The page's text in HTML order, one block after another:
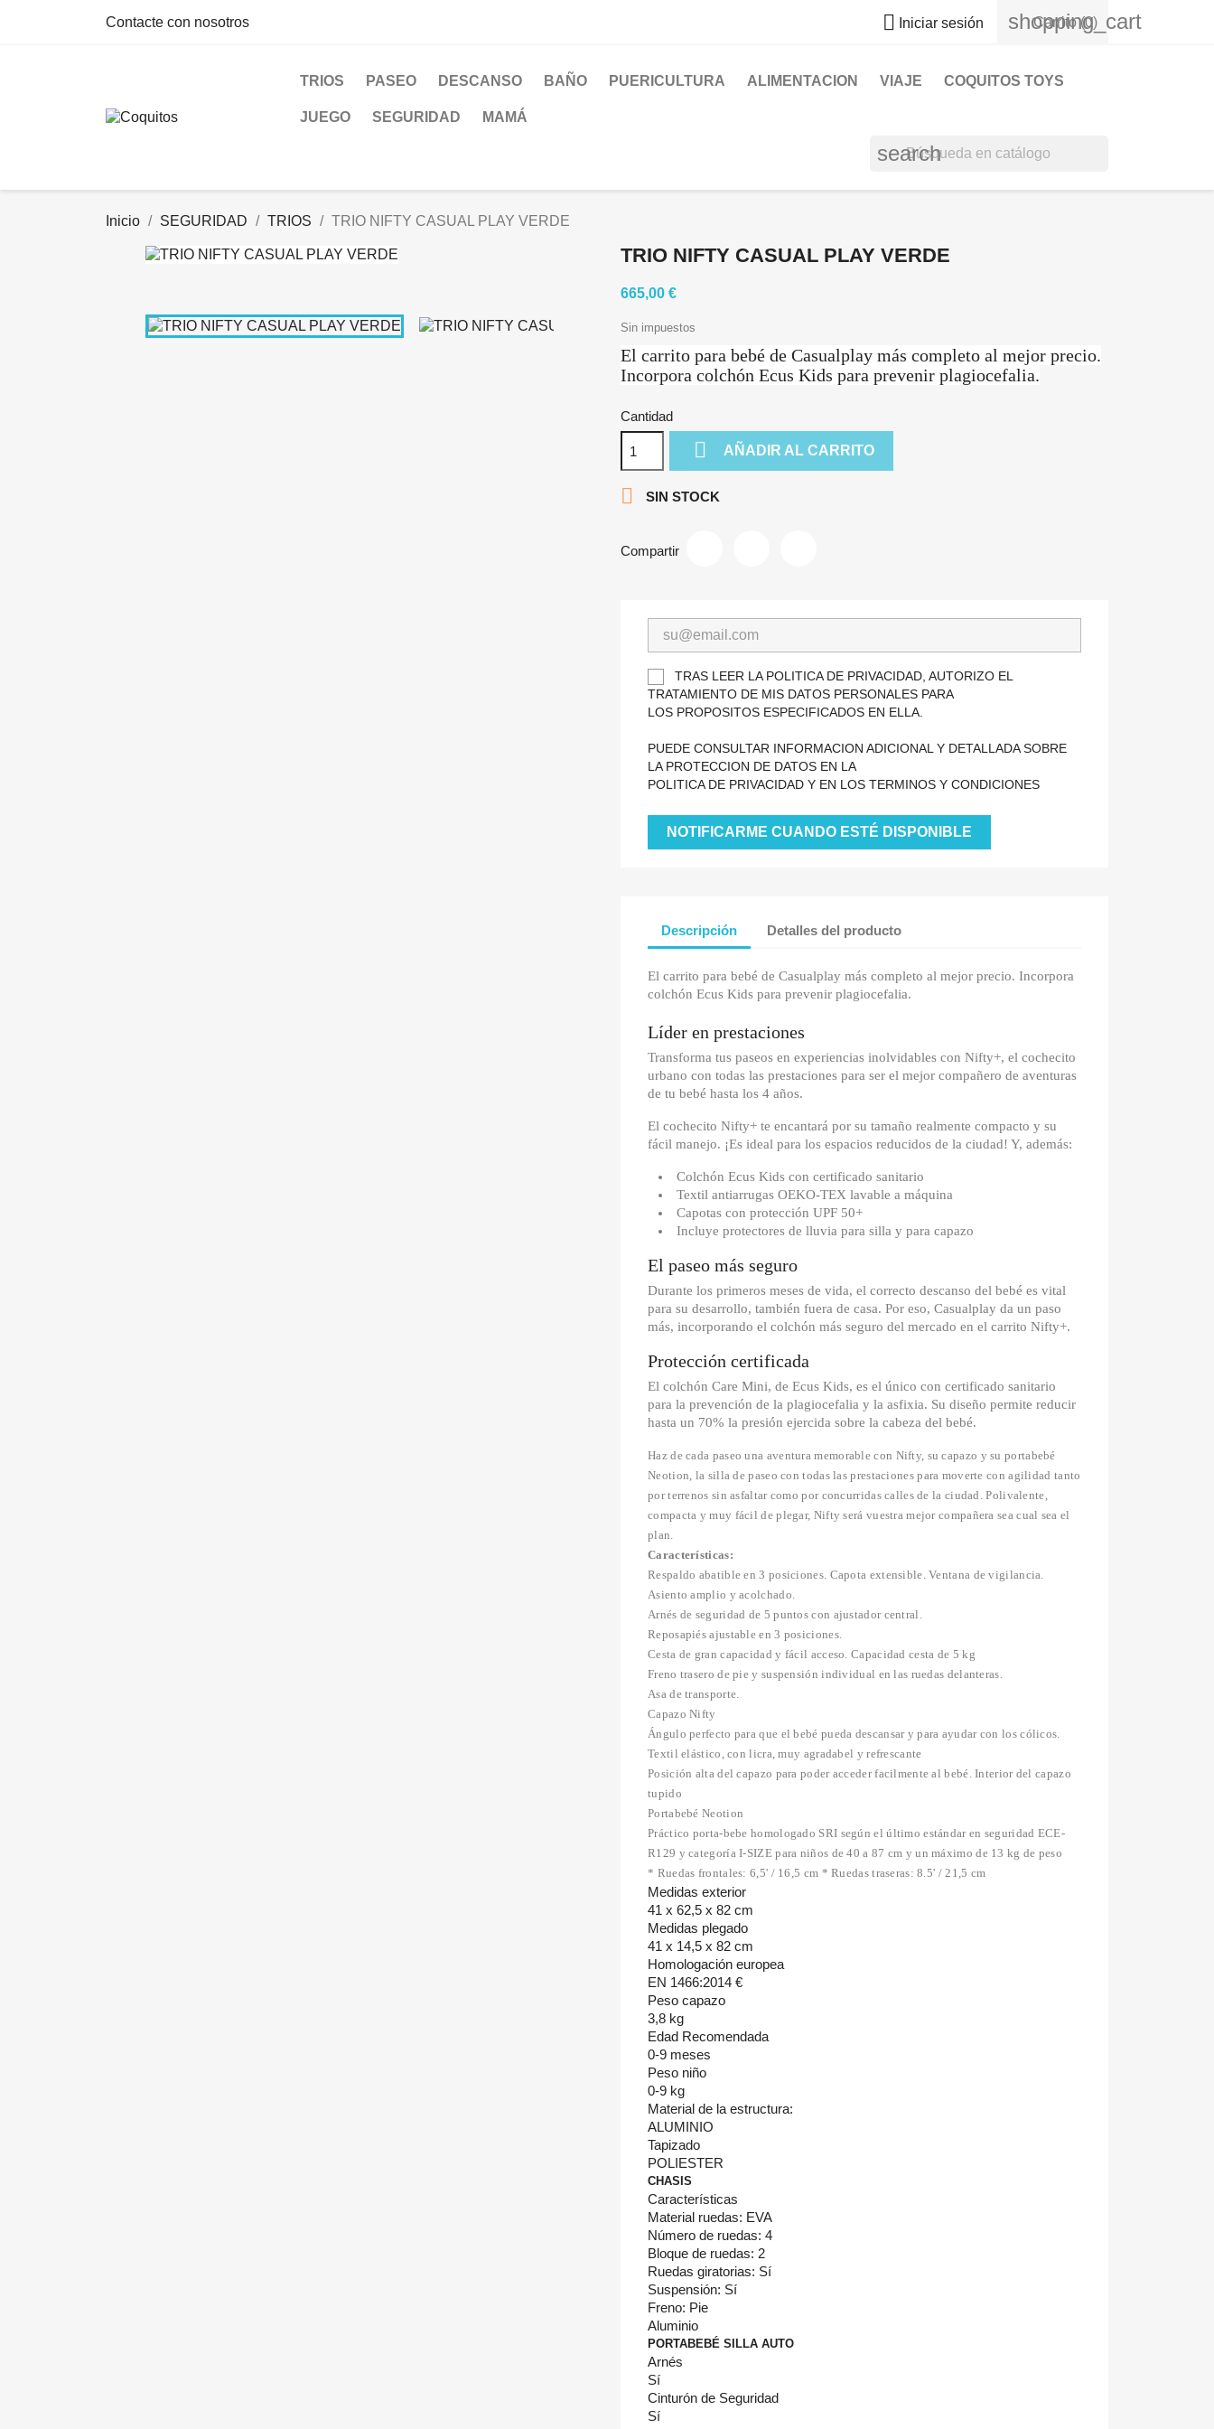
Contacte con nosotros  Iniciar sesión shopping_cart
Carrito (0)
TRIOS PASEO DESCANSO BAÑO PUERICULTURA ALIMENTACION VIAJE COQUITOS TOYS
JUEGO SEGURIDAD MAMÁ
search
Inicio SEGURIDAD TRIOS TRIO NIFTY CASUAL PLAY VERDE
TRIO NIFTY CASUAL PLAY VERDE
665,00 €
Sin impuestos
El carrito para bebé de Casualplay más completo al mejor precio.
Incorpora colchón Ecus Kids para prevenir plagiocefalia.
Cantidad
 AÑADIR AL CARRITO
 SIN STOCK
Compartir
TRAS LEER LA POLITICA DE PRIVACIDAD, AUTORIZO EL
TRATAMIENTO DE MIS DATOS PERSONALES PARA
LOS PROPOSITOS ESPECIFICADOS EN ELLA.
PUEDE CONSULTAR INFORMACION ADICIONAL Y DETALLADA SOBRE
LA PROTECCION DE DATOS EN LA
POLITICA DE PRIVACIDAD Y EN LOS TERMINOS Y CONDICIONES
NOTIFICARME CUANDO ESTÉ DISPONIBLE
Descripción Detalles del producto
El carrito para bebé de Casualplay más completo al mejor precio. Incorpora
colchón Ecus Kids para prevenir plagiocefalia.
Líder en prestaciones
Transforma tus paseos en experiencias inolvidables con Nifty+, el cochecito
urbano con todas las prestaciones para ser el mejor compañero de aventuras
de tu bebé hasta los 4 años.
El cochecito Nifty+ te encantará por su tamaño realmente compacto y su
fácil manejo. ¡Es ideal para los espacios reducidos de la ciudad! Y, además:
Colchón Ecus Kids con certificado sanitario
Textil antiarrugas OEKO-TEX lavable a máquina
Capotas con protección UPF 50+
Incluye protectores de lluvia para silla y para capazo
El paseo más seguro
Durante los primeros meses de vida, el correcto descanso del bebé es vital
para su desarrollo, también fuera de casa. Por eso, Casualplay da un paso
más, incorporando el colchón más seguro del mercado en el carrito Nifty+.
Protección certificada
El colchón Care Mini, de Ecus Kids, es el único con certificado sanitario
para la prevención de la plagiocefalia y la asfixia. Su diseño permite reducir
hasta un 70% la presión ejercida sobre la cabeza del bebé.
Haz de cada paseo una aventura memorable con Nifty, su capazo y su portabebé
Neotion, la silla de paseo con todas las prestaciones para moverte con agilidad tanto
por terrenos sin asfaltar como por concurridas calles de la ciudad. Polivalente,
compacta y muy fácil de plegar, Nifty será vuestra mejor compañera sea cual sea el
plan.
Características:
Respaldo abatible en 3 posiciones. Capota extensible. Ventana de vigilancia.
Asiento amplio y acolchado.
Arnés de seguridad de 5 puntos con ajustador central.
Reposapiés ajustable en 3 posiciones.
Cesta de gran capacidad y fácil acceso. Capacidad cesta de 5 kg
Freno trasero de pie y suspensión individual en las ruedas delanteras.
Asa de transporte.
Capazo Nifty
Ángulo perfecto para que el bebé pueda descansar y para ayudar con los cólicos.
Textil elástico, con licra, muy agradabel y refrescante
Posición alta del capazo para poder acceder facilmente al bebé. Interior del capazo
tupido
Portabebé Neotion
Práctico porta-bebe homologado SRI según el último estándar en seguridad ECE-
R129 y categoría I-SIZE para niños de 40 a 87 cm y un máximo de 13 kg de peso
* Ruedas frontales: 6,5' / 16,5 cm * Ruedas traseras: 8.5' / 21,5 cm
Medidas exterior
41 x 62,5 x 82 cm
Medidas plegado
41 x 14,5 x 82 cm
Homologación europea
EN 1466:2014 €
Peso capazo
3,8 kg
Edad Recomendada
0-9 meses
Peso niño
0-9 kg
Material de la estructura:
ALUMINIO
Tapizado
POLIESTER
CHASIS
Características
Material ruedas: EVA
Número de ruedas: 4
Bloque de ruedas: 2
Ruedas giratorias: Sí
Suspensión: Sí
Freno: Pie
Aluminio
PORTABEBÉ SILLA AUTO
Arnés
Sí
Cinturón de Seguridad
Sí